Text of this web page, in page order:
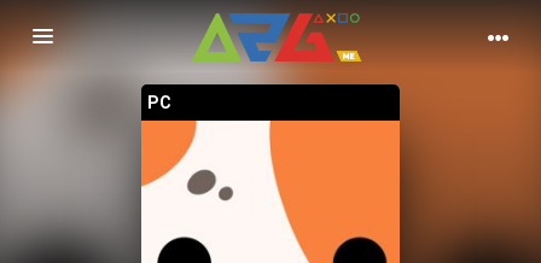
Nawigacja
PC